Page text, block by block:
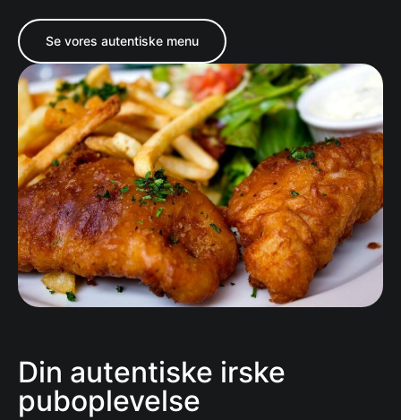
Se vores autentiske menu
Din autentiske irske
puboplevelse